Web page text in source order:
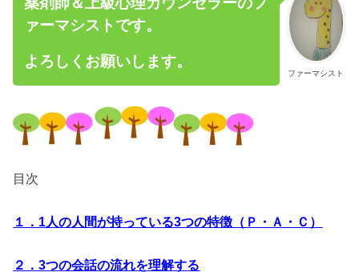
ファーマシスト
ァーマシストです。
よろしくお願いします。
目次
１．1人の人間が持っている3つの特徴（Ｐ・Ａ・Ｃ）
２．3つの会話の流れを理解する